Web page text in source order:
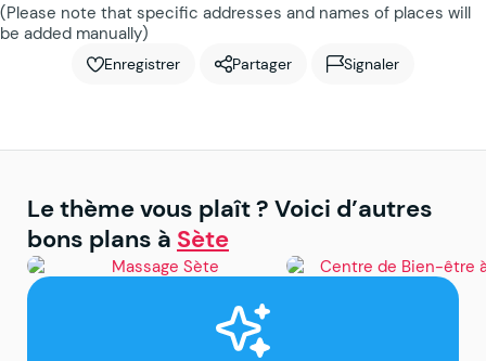
(Please note that specific addresses and names of places will
be added manually)
Enregistrer Partager Signaler
Le thème vous plaît ? Voici d’autres
bons plans à Sète